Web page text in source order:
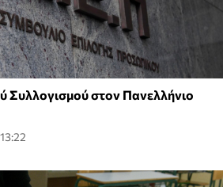
Συλλογισμού στον Πανελλήνιο